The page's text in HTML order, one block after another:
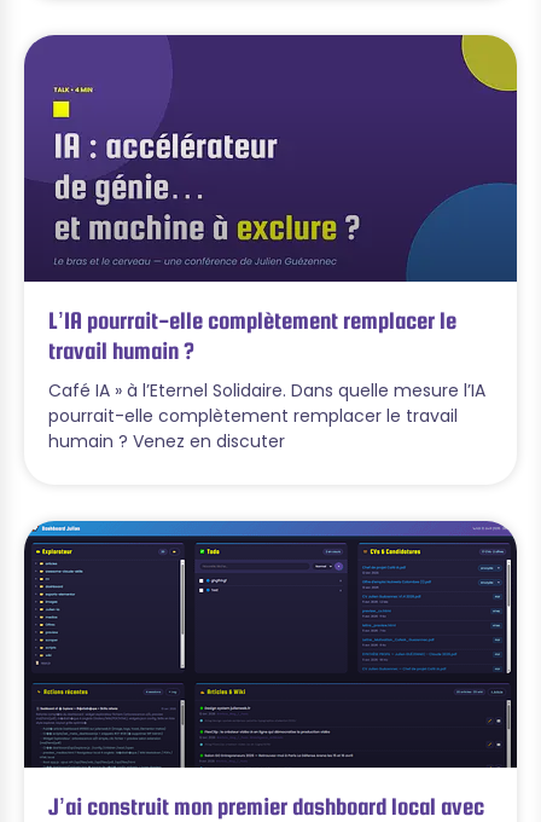
L’IA pourrait-elle complètement remplacer le
travail humain ?
Café IA » à l’Eternel Solidaire. Dans quelle mesure l’IA
pourrait-elle complètement remplacer le travail
humain ? Venez en discuter
J’ai construit mon premier dashboard local avec